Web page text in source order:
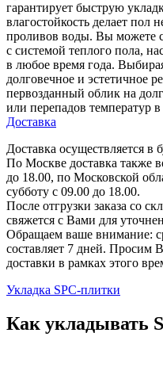
гарантирует быструю
влагостойкость делает пол
проливов воды. Вы можете
с системой теплого пола,
в любое время года.
долговечное и эстетичное
первозданный облик на
или перепадов температур
Доставка
Доставка осуществляется в
По Москве доставка также
до 18.00, по Московской
субботу с 09.00 до 18.00.
После отгрузки заказа со
свяжется с Вами для
Обращаем ваше внимание:
составляет 7 дней. Просим
доставки в рамках этого
Укладка SPC-плитки
Как укладывать